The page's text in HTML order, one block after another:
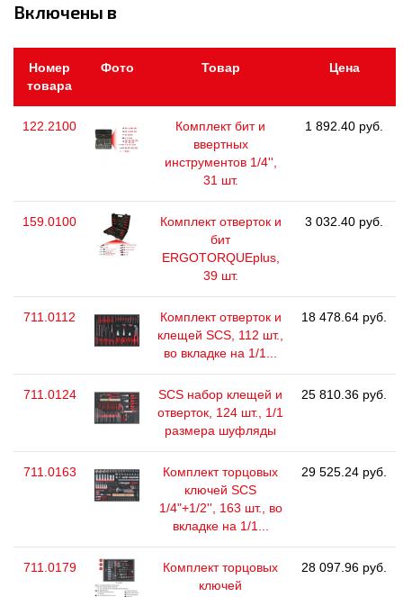
Включены в
Номер
товара
Фото Товар Цена
122.2100
Комплект бит и
ввертных
инструментов 1/4'',
31 шт.
1 892.40 руб.
159.0100
Комплект отверток и
бит
ERGOTORQUEplus,
39 шт.
3 032.40 руб.
711.0112
Комплект отверток и
клещей SCS, 112 шт.,
во вкладке на 1/1...
18 478.64 руб.
711.0124
SCS набор клещей и
отверток, 124 шт., 1/1
размера шуфляды
25 810.36 руб.
711.0163
Комплект торцовых
ключей SCS
1/4"+1/2'', 163 шт., во
вкладке на 1/1...
29 525.24 руб.
711.0179
Комплект торцовых
ключей
28 097.96 руб.